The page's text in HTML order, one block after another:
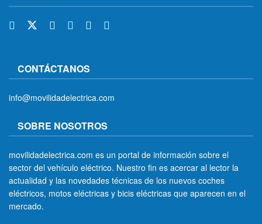
CONTÁCTANOS
info@movilidadelectrica.com
SOBRE NOSOTROS
movilidadelectrica.com es un portal de información sobre el
sector del vehículo eléctrico. Nuestro fin es acercar al lector la
actualidad y las novedades técnicas de los nuevos coches
eléctricos, motos eléctricas y bicis eléctricas que aparecen en el
mercado.